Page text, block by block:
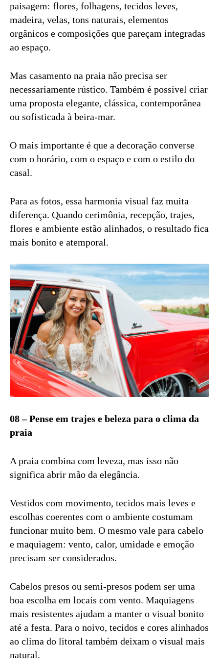
paisagem: flores, folhagens, tecidos leves,
madeira, velas, tons naturais, elementos
orgânicos e composições que pareçam integradas
ao espaço.
Mas casamento na praia não precisa ser
necessariamente rústico. Também é possível criar
uma proposta elegante, clássica, contemporânea
ou sofisticada à beira-mar.
O mais importante é que a decoração converse
com o horário, com o espaço e com o estilo do
casal.
Para as fotos, essa harmonia visual faz muita
diferença. Quando cerimônia, recepção, trajes,
flores e ambiente estão alinhados, o resultado fica
mais bonito e atemporal.
08 – Pense em trajes e beleza para o clima da
praia
A praia combina com leveza, mas isso não
significa abrir mão da elegância.
Vestidos com movimento, tecidos mais leves e
escolhas coerentes com o ambiente costumam
funcionar muito bem. O mesmo vale para cabelo
e maquiagem: vento, calor, umidade e emoção
precisam ser considerados.
Cabelos presos ou semi-presos podem ser uma
boa escolha em locais com vento. Maquiagens
mais resistentes ajudam a manter o visual bonito
até a festa. Para o noivo, tecidos e cores alinhados
ao clima do litoral também deixam o visual mais
natural.